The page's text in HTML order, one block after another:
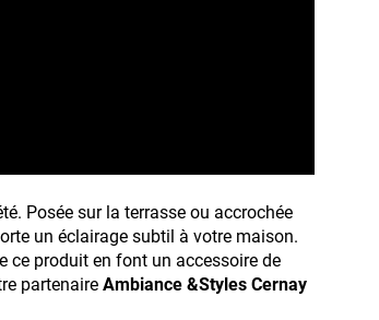
Posée sur la terrasse ou accrochée
un éclairage subtil à votre maison.
ce produit en font un accessoire de
partenaire Ambiance &Styles Cernay